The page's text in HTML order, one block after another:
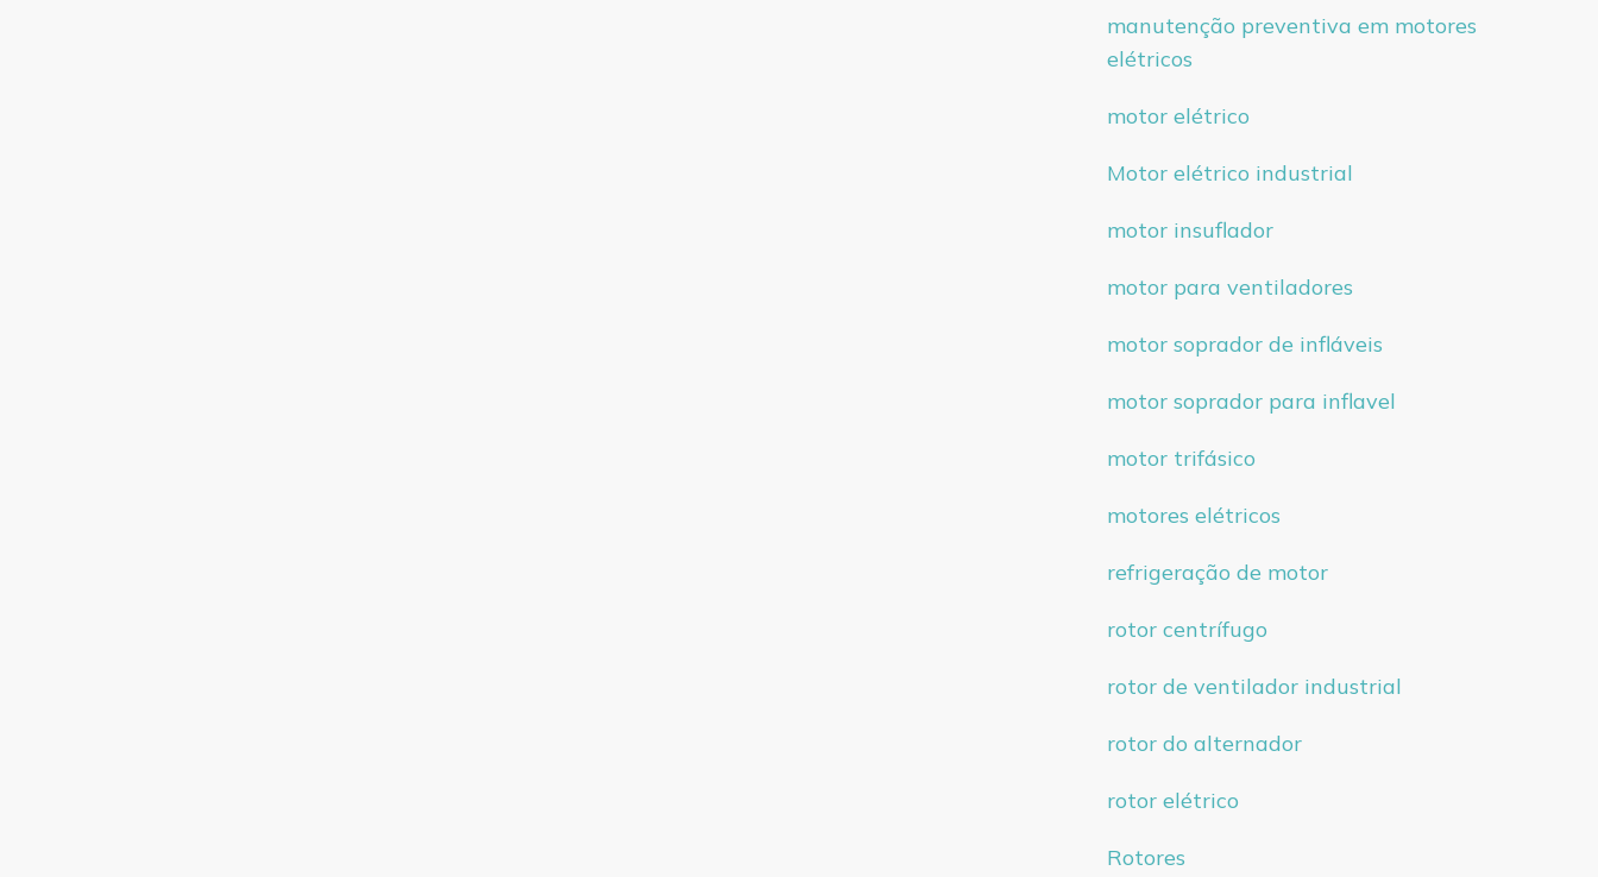
manutenção preventiva em motores
elétricos
motor elétrico
Motor elétrico industrial
motor insuflador
motor para ventiladores
motor soprador de infláveis
motor soprador para inflavel
motor trifásico
motores elétricos
refrigeração de motor
rotor centrífugo
rotor de ventilador industrial
rotor do alternador
rotor elétrico
Rotores